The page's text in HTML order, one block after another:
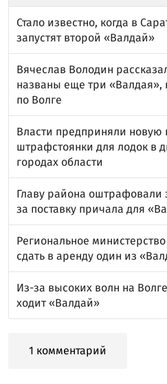
Стало известно, когда в
запустят второй «Валдай»
Вячеслав Володин
названы еще три «Валдая»,
по Волге
Власти предприняли новую
штрафстоянки для лодок в
городах области
Главу района оштрафовали
за поставку причала для
Региональное
сдать в аренду один из
Из-за высоких волн на
ходит «Валдай»
1 комментарий